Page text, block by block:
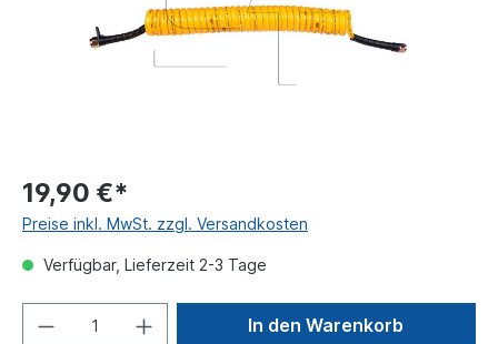
19,90 €*
Preise inkl. MwSt. zzgl. Versandkosten
Verfügbar, Lieferzeit 2-3 Tage
In den Warenkorb